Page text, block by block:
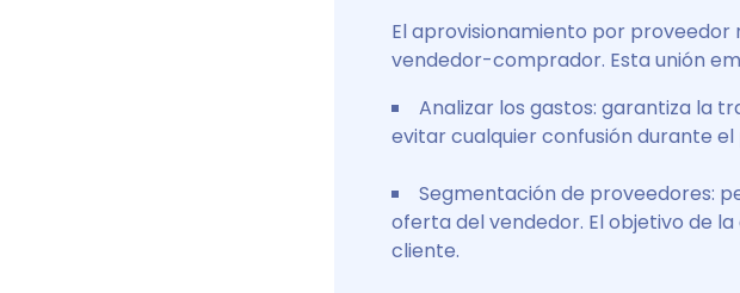
El aprovisionamiento por
vendedor-comprador. Esta unión
Analizar los gastos: garantiza la
evitar cualquier confusión durante el
Segmentación de proveedores:
oferta del vendedor. El objetivo de
cliente.